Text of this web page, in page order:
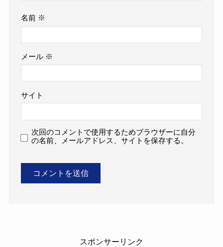
名前 ※
メール ※
サイト
次回のコメントで使用するためブラウザーに自分
の名前、メールアドレス、サイトを保存する。
スポンサーリンク